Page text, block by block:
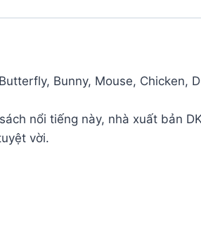
Bunny, Mouse, Chicken,
nổi tiếng này, nhà xuất bản
vời.